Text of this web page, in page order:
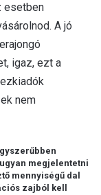
esetben
A jó
igaz, ezt a
nem
megjelentetni
mennyiségű dal
zajból kell